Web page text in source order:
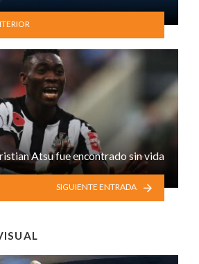
Atsu fue encontrado sin vida
SIGUIENTE ENTRADA